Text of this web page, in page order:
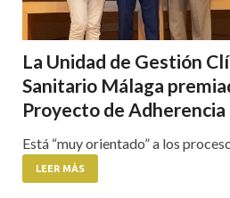
La Unidad de Gestión
Sanitario Málaga
Proyecto de Adherencia
Está “muy orientado” a los
LEER MÁS